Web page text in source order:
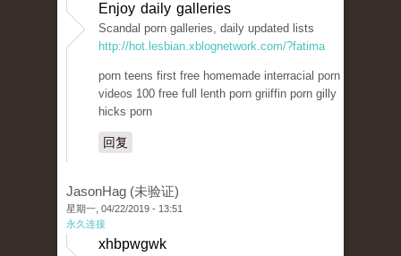
Enjoy daily galleries
Scandal porn galleries, daily updated lists
http://hot.lesbian.xblognetwork.com/?fatima
porn teens first free homemade interracial porn
videos 100 free full lenth porn griiffin porn gilly
hicks porn
回复
JasonHag (未验证)
星期一, 04/22/2019 - 13:51
永久连接
xhbpwgwk